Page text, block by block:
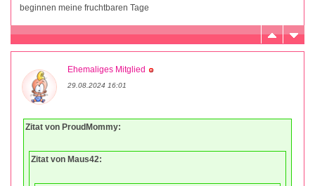
beginnen meine fruchtbaren Tage
Ehemaliges Mitglied
29.08.2024 16:01
Zitat von ProudMommy:
Zitat von Maus42: